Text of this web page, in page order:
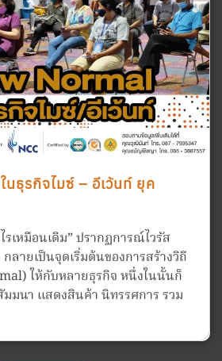
นธุรกิจไมซ์ – อีเว้นท์ ยุค
รเหมือนเดิม” ปรากฏการณ์ไวรัส
ลายเป็นจุดเริ่มต้นของการสร้างวิถี
ให้กับหลายธุรกิจ หนึ่งในนั้นก็
มนา แสดงสินค้า นิทรรศการ รวม